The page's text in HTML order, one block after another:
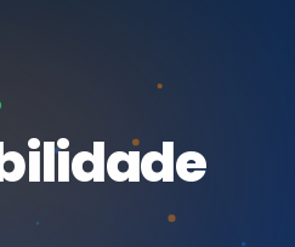
E INTEGRADOS
que